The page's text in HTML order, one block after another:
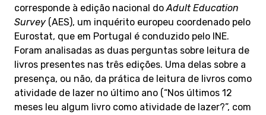
corresponde à edição nacional doAdult Education
Survey (AES), um inquérito europeu coordenado pelo
Eurostat, que em Portugal é conduzido pelo INE.
Foram analisadas as duas perguntas sobre leitura de
livros presentes nas três edições. Uma delas sobre a
presença, ou não, da prática de leitura de livros como
atividade de lazer no último ano (“Nos últimos 12
meses leu algum livro como atividade de lazer?”, com